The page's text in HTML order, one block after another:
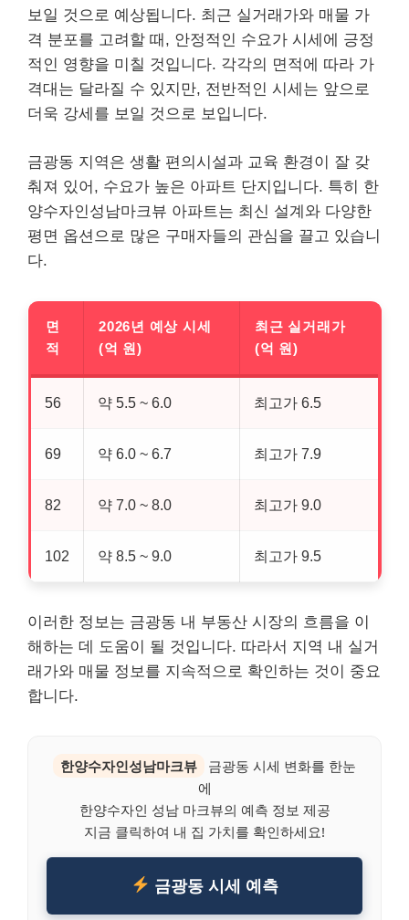
보일 것으로 예상됩니다. 최근 실거래가와 매물 가
격 분포를 고려할 때, 안정적인 수요가 시세에 긍정
적인 영향을 미칠 것입니다. 각각의 면적에 따라 가
격대는 달라질 수 있지만, 전반적인 시세는 앞으로
더욱 강세를 보일 것으로 보입니다.
금광동 지역은 생활 편의시설과 교육 환경이 잘 갖
춰져 있어, 수요가 높은 아파트 단지입니다. 특히 한
양수자인성남마크뷰 아파트는 최신 설계와 다양한
평면 옵션으로 많은 구매자들의 관심을 끌고 있습니
다.
면
적
2026년 예상 시세
(억 원)
최근 실거래가
(억 원)
56 약 5.5 ~ 6.0 최고가 6.5
69 약 6.0 ~ 6.7 최고가 7.9
82 약 7.0 ~ 8.0 최고가 9.0
102 약 8.5 ~ 9.0 최고가 9.5
이러한 정보는 금광동 내 부동산 시장의 흐름을 이
해하는 데 도움이 될 것입니다. 따라서 지역 내 실거
래가와 매물 정보를 지속적으로 확인하는 것이 중요
합니다.
한양수자인성남마크뷰
금광동 시세 변화를 한눈
에
한양수자인 성남 마크뷰의 예측 정보 제공
지금 클릭하여 내 집 가치를 확인하세요!
금광동 시세 예측